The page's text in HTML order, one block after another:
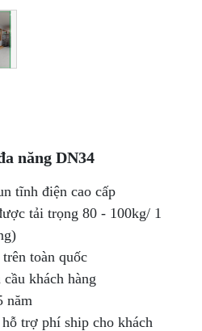
năng DN34
tĩnh điện cao cấp
tải trọng 80 - 100kg/ 1
toàn quốc
khách hàng
năm
trợ phí ship cho khách